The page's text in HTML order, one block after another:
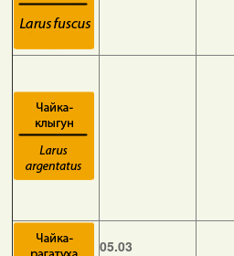
05.03